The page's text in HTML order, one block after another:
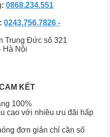
: 0868.234.551
: 0243.756.7826 -
Trung Đức số 321
Hà Nội
KẾT
100%
cao với nhiều ưu đãi hấp
đơn giản chỉ cần số